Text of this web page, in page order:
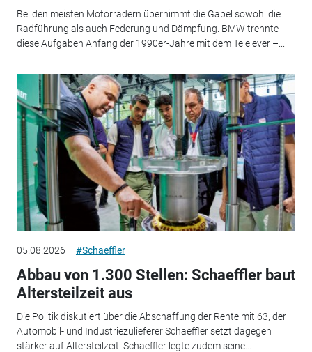
Bei den meisten Motorrädern übernimmt die Gabel sowohl die
Radführung als auch Federung und Dämpfung. BMW trennte
diese Aufgaben Anfang der 1990er-Jahre mit dem Telelever –...
05.08.2026 #Schaeffler
Abbau von 1.300 Stellen: Schaeffler baut
Altersteilzeit aus
Die Politik diskutiert über die Abschaffung der Rente mit 63, der
Automobil- und Industriezulieferer Schaeffler setzt dagegen
stärker auf Altersteilzeit. Schaeffler legte zudem seine...